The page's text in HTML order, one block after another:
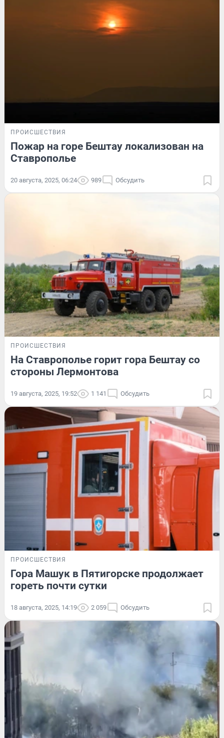
ПРОИСШЕСТВИЯ
Пожар на горе Бештау локализован на
Ставрополье
20 августа, 2025, 06:24 989 Обсудить
ПРОИСШЕСТВИЯ
На Ставрополье горит гора Бештау со
стороны Лермонтова
19 августа, 2025, 19:52 1 141 Обсудить
ПРОИСШЕСТВИЯ
Гора Машук в Пятигорске продолжает
гореть почти сутки
18 августа, 2025, 14:19 2 059 Обсудить